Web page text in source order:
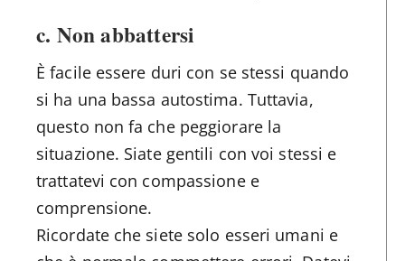
c. Non abbattersi
È facile essere duri con se stessi quando
si ha una bassa autostima. Tuttavia,
questo non fa che peggiorare la
situazione. Siate gentili con voi stessi e
trattatevi con compassione e
comprensione.
Ricordate che siete solo esseri umani e